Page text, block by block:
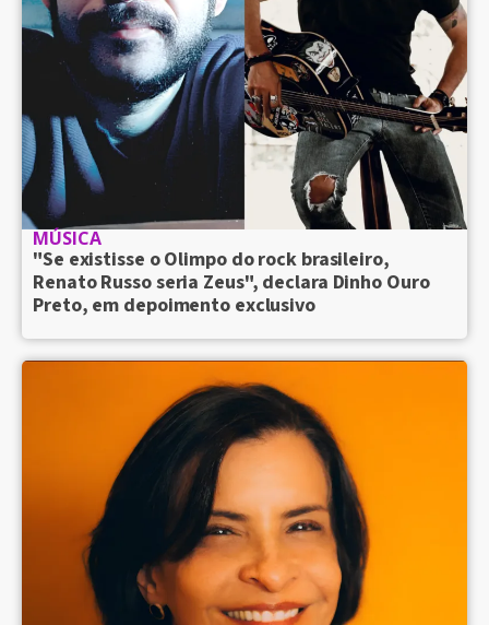
MÚSICA
"Se existisse o Olimpo do rock brasileiro,
Renato Russo seria Zeus", declara Dinho Ouro
Preto, em depoimento exclusivo